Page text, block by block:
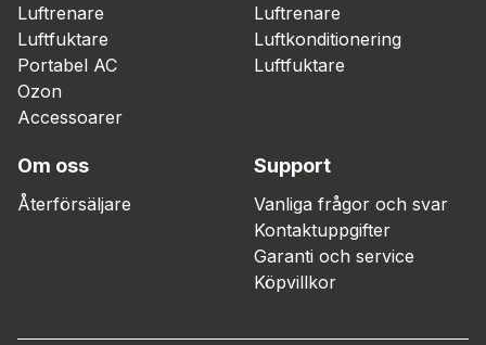
Luftrenare
Luftfuktare
Portabel AC
Ozon
Accessoarer
Luftrenare
Luftkonditionering
Luftfuktare
Om oss
Återförsäljare
Support
Vanliga frågor och svar
Kontaktuppgifter
Garanti och service
Köpvillkor